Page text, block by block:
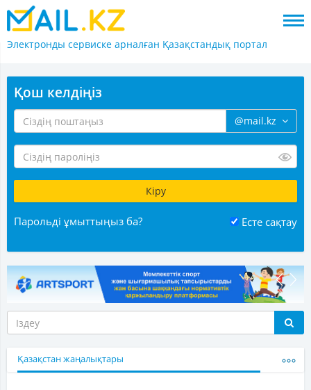
Электронды сервиске арналған Қазақстандық портал
Қош келдіңіз
@mail.kz
Парольді ұмыттыңыз ба? Есте сақтау
Қазақстан жаңалықтары